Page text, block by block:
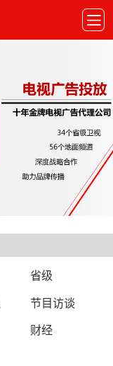
省级
节目访谈
财经